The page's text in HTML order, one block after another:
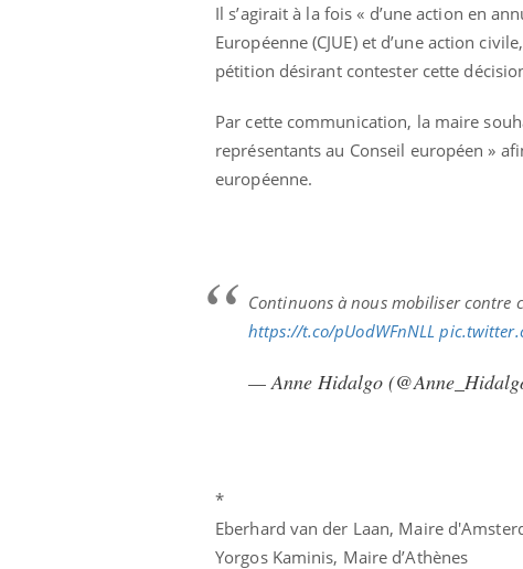
Il s’agirait à la fois « d’une action en
Européenne (CJUE) et d’une action
pétition désirant contester cette
Par cette communication, la maire
représentants au Conseil européen »
européenne.
Continuons à nous mobiliser contre
https://t.co/pUodWFnNLL
— Anne Hidalgo
*
Eberhard van der Laan, Maire
Yorgos Kaminis, Maire d’Athènes